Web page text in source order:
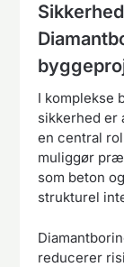
I komplekse
sikkerhed er
en central
muliggør
som beton
strukturel
reducerer